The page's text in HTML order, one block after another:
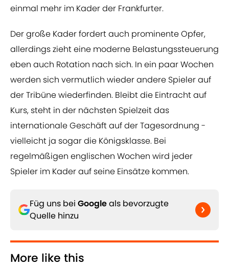
einmal mehr im Kader der Frankfurter.
Der große Kader fordert auch prominente Opfer,
allerdings zieht eine moderne Belastungssteuerung
eben auch Rotation nach sich. In ein paar Wochen
werden sich vermutlich wieder andere Spieler auf
der Tribüne wiederfinden. Bleibt die Eintracht auf
Kurs, steht in der nächsten Spielzeit das
internationale Geschäft auf der Tagesordnung -
vielleicht ja sogar die Königsklasse. Bei
regelmäßigen englischen Wochen wird jeder
Spieler im Kader auf seine Einsätze kommen.
Füg uns bei Googleals bevorzugte
Quelle hinzu
More like this